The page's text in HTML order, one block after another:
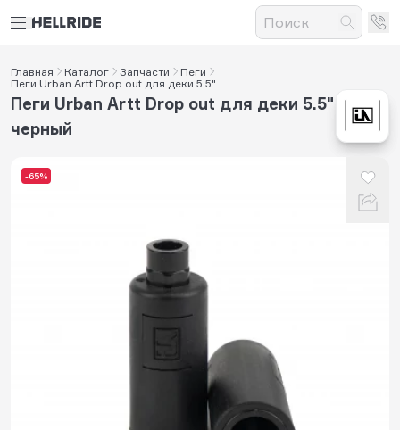
Главная Каталог Запчасти
Пеги
Пеги Urban Artt Drop out для деки 5.5"
-65%
Пеги Urban Artt Drop out для деки 5.5"
черный